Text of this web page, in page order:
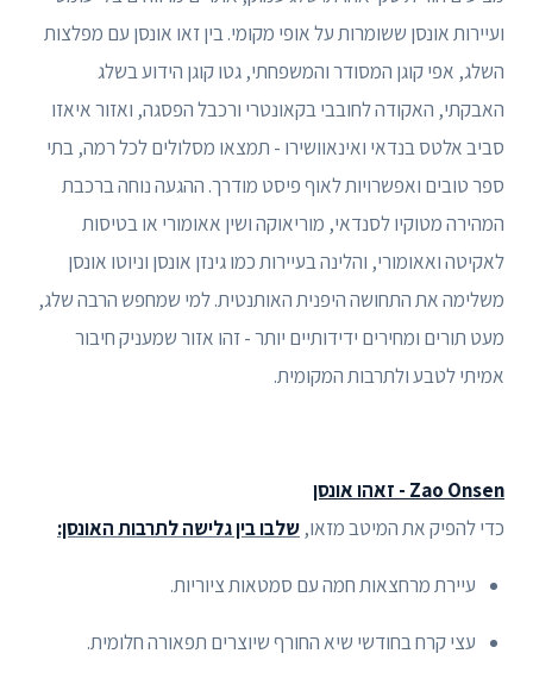
ועיירות אונסן ששומרות על אופי מקומי. בין זאו אונסן עם מפלצות
השלג, אפי קוגן המסודר והמשפחתי, גטו קוגן הידוע בשלג
האבקתי, האקודה לחובבי בקאונטרי ורכבל הפסגה, ואזור איאזו
סביב אלטס בנדאי ואינאוושירו - תמצאו מסלולים לכל רמה, בתי
ספר טובים ואפשרויות לאוף פיסט מודרך. ההגעה נוחה ברכבת
המהירה מטוקיו לסנדאי, מוריאוקה ושין אאומורי או בטיסות
לאקיטה ואאומורי, והלינה בעיירות כמו גינזן אונסן וניוטו אונסן
משלימה את התחושה היפנית האותנטית. למי שמחפש הרבה שלג,
מעט תורים ומחירים ידידותיים יותר - זהו אזור שמעניק חיבור
אמיתי לטבע ולתרבות המקומית.
Zao Onsen - זאהו אונסן
כדי להפיק את המיטב מזאו, שלבו בין גלישה לתרבות האונסן:
עיירת מרחצאות חמה עם סמטאות ציוריות.
עצי קרח בחודשי שיא החורף שיוצרים תפאורה חלומית.